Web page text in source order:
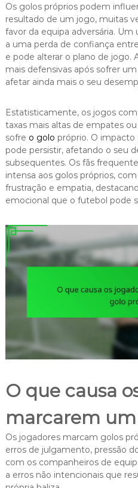
Os golos próprios podem
resultado de um jogo, muitas
favor da equipa adversária.
a uma perda de confiança
e pode alterar o plano de jogo.
mais defensivas após sofrer
afetar ainda mais o seu
Estatisticamente, os jogos
taxas mais altas de empates
sofre o golo próprio. O
pode persistir, afetando o seu
subsequentes. Os fãs
intensa aos golos próprios,
frustração e empatia,
emocional que o futebol pode
O que causa
marcarem
Os jogadores marcam golos
erros de julgamento, pressão
com os companheiros de
a erros não intencionais que